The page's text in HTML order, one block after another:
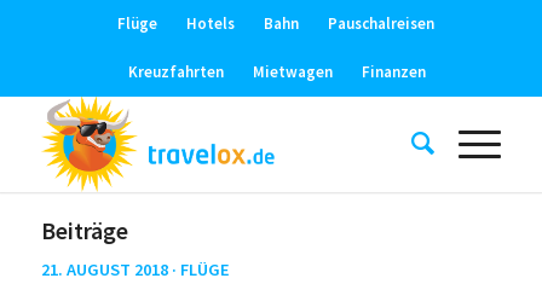
Flüge Hotels Bahn Pauschalreisen
Kreuzfahrten Mietwagen Finanzen
Beiträge
21. AUGUST 2018 · FLÜGE